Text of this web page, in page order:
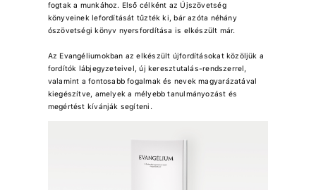
fogtak a munkához. Első célként az Újszövetség
könyveinek lefordítását tűzték ki, bár azóta néhány
ószövetségi könyv nyersfordítása is elkészült már.
Az Evangéliumokban az elkészült újfordításokat közöljük a
fordítók lábjegyzeteivel, új keresztutalás-rendszerrel,
valamint a fontosabb fogalmak és nevek magyarázatával
kiegészítve, amelyek a mélyebb tanulmányozást és
megértést kívánják segíteni.